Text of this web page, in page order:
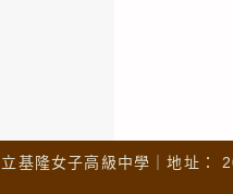
基隆女子高級中學｜地址：